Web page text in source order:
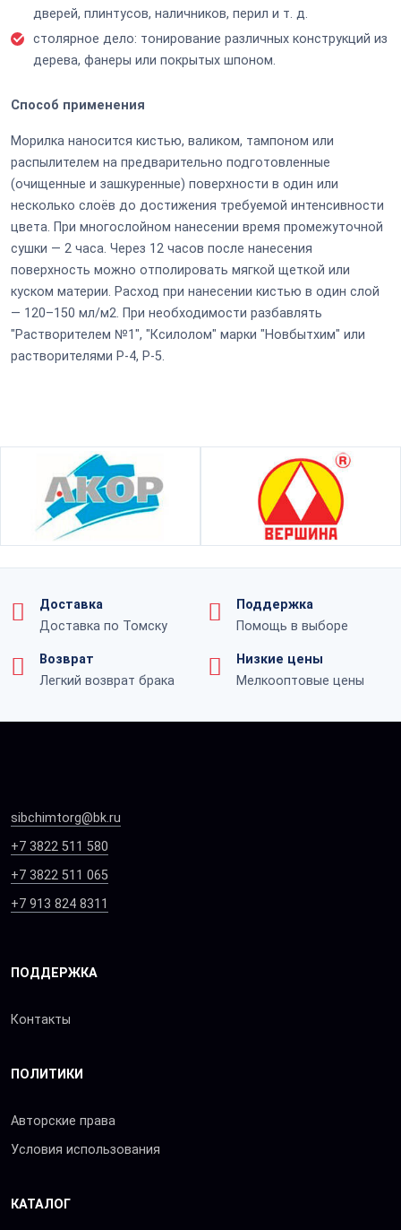
дверей, плинтусов, наличников, перил и т. д.
столярное дело: тонирование различных конструкций из
дерева, фанеры или покрытых шпоном.
Способ применения
Морилка наносится кистью, валиком, тампоном или
распылителем на предварительно подготовленные
(очищенные и зашкуренные) поверхности в один или
несколько слоёв до достижения требуемой интенсивности
цвета. При многослойном нанесении время промежуточной
сушки — 2 часа. Через 12 часов после нанесения
поверхность можно отполировать мягкой щеткой или
куском материи. Расход при нанесении кистью в один слой
— 120–150 мл/м2. При необходимости разбавлять
"Растворителем №1", "Ксилолом" марки "Новбытхим" или
растворителями Р-4, Р-5.
Доставка
Доставка по Томску
Поддержка
Помощь в выборе
Возврат
Легкий возврат брака
Низкие цены
Мелкооптовые цены
sibchimtorg@bk.ru
+7 3822 511 580
+7 3822 511 065
+7 913 824 8311
ПОДДЕРЖКА
Контакты
ПОЛИТИКИ
Авторские права
Условия использования
КАТАЛОГ